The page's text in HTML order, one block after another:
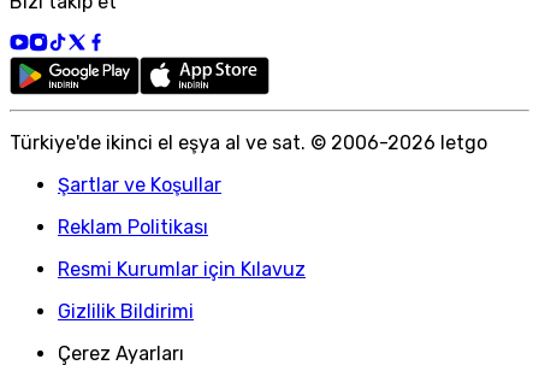
Türkiye'de ikinci el eşya al ve sat. © 2006-2026 letgo
Şartlar ve Koşullar
Reklam Politikası
Resmi Kurumlar için Kılavuz
Gizlilik Bildirimi
Çerez Ayarları